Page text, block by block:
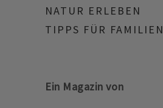
NATUR ERLEBEN
TIPPS FÜR FAMILIEN
Ein Magazin von